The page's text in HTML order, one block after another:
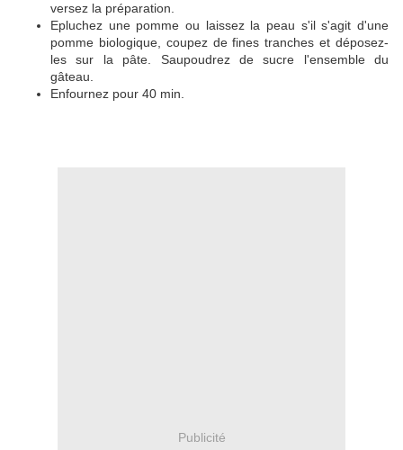
versez la préparation.
Epluchez une pomme ou laissez la peau s'il s'agit d'une
pomme biologique, coupez de fines tranches et déposez-
les sur la pâte. Saupoudrez de sucre l'ensemble du
gâteau.
Enfournez pour 40 min.
Publicité